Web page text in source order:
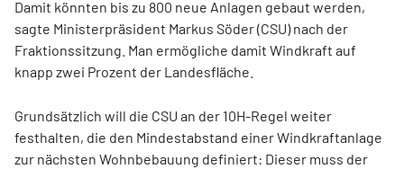
Damit könnten bis zu 800 neue Anlagen gebaut werden,
sagte Ministerpräsident Markus Söder (CSU) nach der
Fraktionssitzung. Man ermögliche damit Windkraft auf
knapp zwei Prozent der Landesfläche.
Grundsätzlich will die CSU an der 10H-Regel weiter
festhalten, die den Mindestabstand einer Windkraftanlage
zur nächsten Wohnbebauung definiert: Dieser muss der